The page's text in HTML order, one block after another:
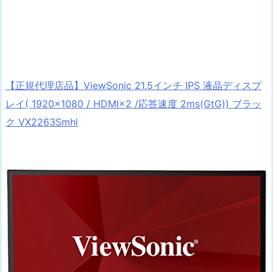
【正規代理店品】ViewSonic 21.5インチ IPS 液晶ディスプ
レイ( 1920×1080 / HDMI×2 /応答速度 2ms(GtG)) ブラッ
ク VX2263Smhl